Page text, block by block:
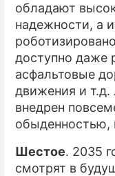
обладают
надежности, а
доступно даже
асфальтовые
движения и
внедрен
обыденностью,
Шестое. 2035
смотрят в